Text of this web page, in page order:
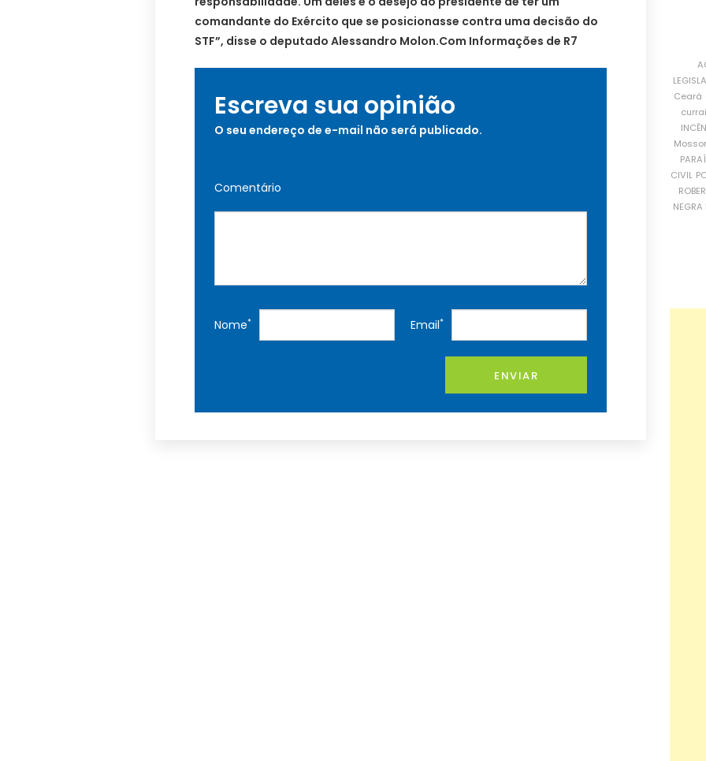
comandante do Exército que se posicionasse contra uma decisão do
STF”, disse o deputado Alessandro Molon.Com Informações de R7
Escreva sua opinião
O seu endereço de e-mail não será publicado.
Comentário
Nome* Email*
ENVIAR
Ceará
CIVIL
NEGRA